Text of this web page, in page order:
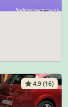
4.9 (16)